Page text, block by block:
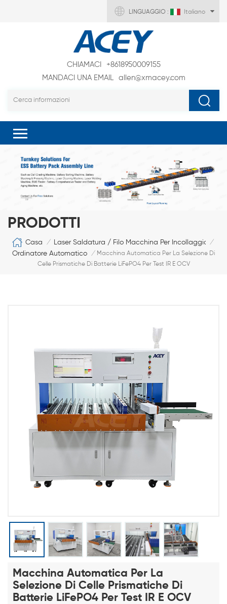
LINGUAGGIO : Italiano
CHIAMACI
+8618950009155
MANDACI UNA EMAIL
allen@xmacey.com
PRODOTTI
Casa / Laser Saldatura / Filo Macchina Per Incollaggio /
Ordinatore Automatico / Macchina Automatica Per La Selezione Di
Celle Prismatiche Di Batterie LiFePO4 Per Test IR E OCV
Macchina Automatica Per La
Selezione Di Celle Prismatiche Di
Batterie LiFePO4 Per Test IR E OCV